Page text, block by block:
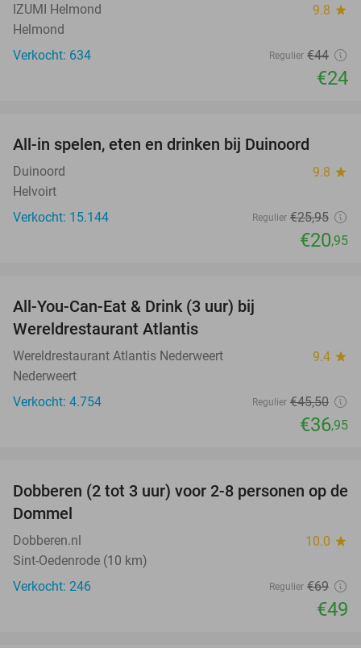
IZUMI Helmond 9.8 star
Helmond
Verkocht: 634
Regulier €44
€24
All-in spelen, eten en drinken bij Duinoord
Duinoord 9.8 star
Helvoirt
Verkocht: 15.144
Regulier €25,95
€20,95
All-You-Can-Eat & Drink (3 uur) bij
Wereldrestaurant Atlantis
Wereldrestaurant Atlantis Nederweert 9.4 star
Nederweert
Verkocht: 4.754
Regulier €45,50
€36,95
29%
Dobberen (2 tot 3 uur) voor 2-8 personen op de
Dommel
Dobberen.nl 10.0 star
Sint-Oedenrode (10 km)
Verkocht: 246
Regulier €69
€49